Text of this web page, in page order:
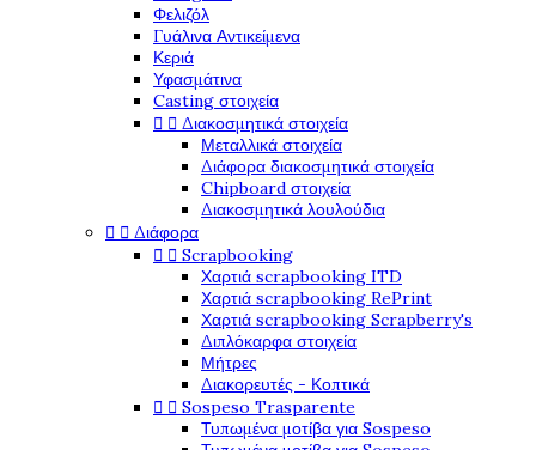
Φελιζόλ
Γυάλινα Αντικείμενα
Κεριά
Υφασμάτινα
Casting στοιχεία
  Διακοσμητικά στοιχεία
Μεταλλικά στοιχεία
Διάφορα διακοσμητικά στοιχεία
Chipboard στοιχεία
Διακοσμητικά λουλούδια
  Διάφορα
  Scrapbooking
Χαρτιά scrapbooking ITD
Χαρτιά scrapbooking RePrint
Χαρτιά scrapbooking Scrapberry's
Διπλόκαρφα στοιχεία
Μήτρες
Διακορευτές - Κοπτικά
  Sospeso Trasparente
Τυπωμένα μοτίβα για Sospeso